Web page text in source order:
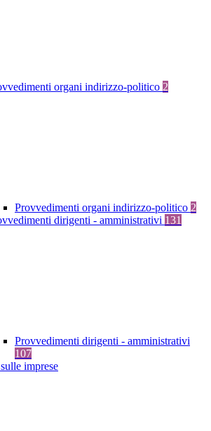
organi indirizzo-politico 2
Provvedimenti organi indirizzo-politico 2
dirigenti - amministrativi 131
Provvedimenti dirigenti - amministrativi
107
imprese